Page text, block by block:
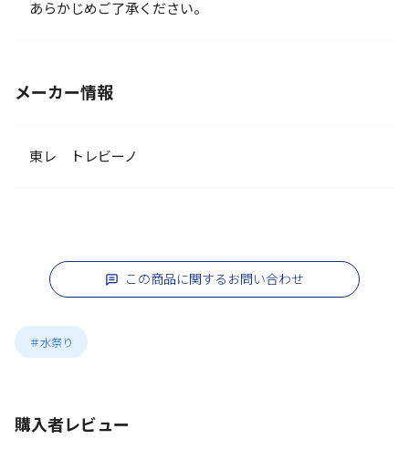
あらかじめご了承ください。
メーカー情報
東レ トレビーノ
この商品に関するお問い合わせ
＃水祭り
購入者レビュー